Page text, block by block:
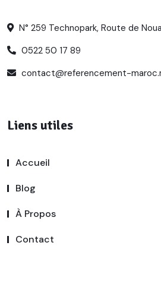
N° 259 Technopark, Route de
0522 50 17 89
contact@referencement-
Liens utiles
Accueil
Blog
À Propos
Contact